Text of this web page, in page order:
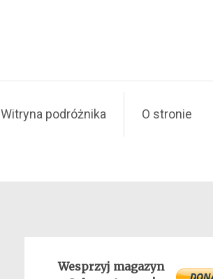
Witryna podróżnika O stronie
Wesprzyj magazyn